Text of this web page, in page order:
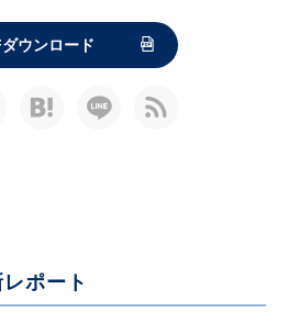
ウンロード
ポート